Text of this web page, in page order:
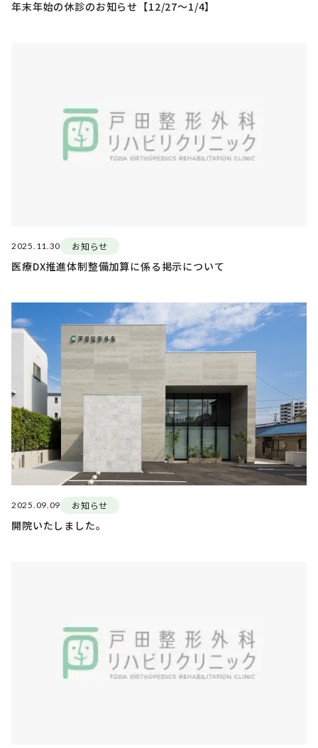
年末年始の休診のお知らせ【12/27〜1/4】
2025.11.30 お知らせ
医療DX推進体制整備加算に係る掲示について
2025.09.09 お知らせ
開院いたしました。